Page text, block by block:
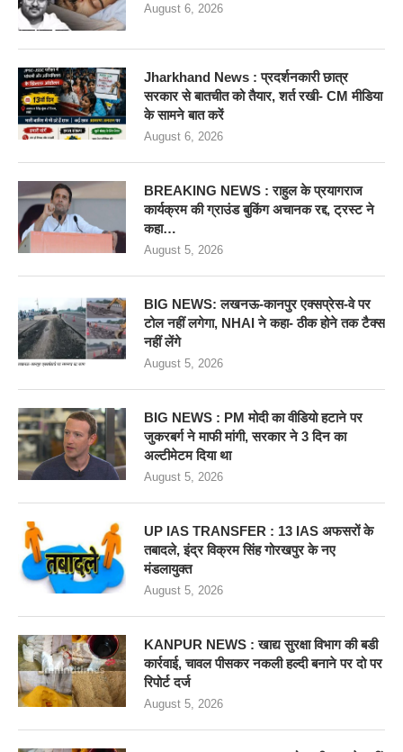
August 6, 2026
Jharkhand News : प्रदर्शनकारी छात्र
सरकार से बातचीत को तैयार, शर्त रखी- CM मीडिया
के सामने बात करें
August 6, 2026
BREAKING NEWS : राहुल के प्रयागराज
कार्यक्रम की ग्राउंड बुकिंग अचानक रद्द, ट्रस्ट ने
कहा…
August 5, 2026
BIG NEWS: लखनऊ-कानपुर एक्सप्रेस-वे पर
टोल नहीं लगेगा, NHAI ने कहा- ठीक होने तक टैक्स
नहीं लेंगे
August 5, 2026
BIG NEWS : PM मोदी का वीडियो हटाने पर
जुकरबर्ग ने माफी मांगी, सरकार ने 3 दिन का
अल्टीमेटम दिया था
August 5, 2026
UP IAS TRANSFER : 13 IAS अफसरों के
तबादले, इंद्र विक्रम सिंह गोरखपुर के नए
मंडलायुक्त
August 5, 2026
KANPUR NEWS : खाद्य सुरक्षा विभाग की बडी
कार्रवाई, चावल पीसकर नकली हल्दी बनाने पर दो पर
रिपोर्ट दर्ज
August 5, 2026